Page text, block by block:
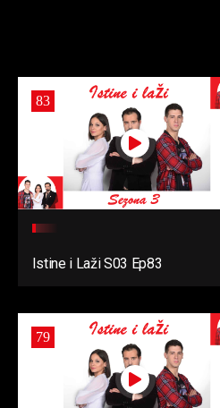
83
Istine i Laži S03 Ep83
79